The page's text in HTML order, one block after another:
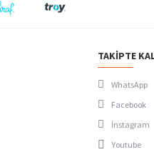
TAKIPTE
WhatsApp
Facebook
İnstagram
Youtube